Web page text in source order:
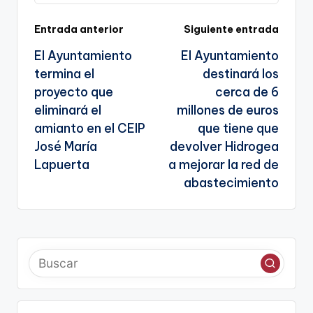
Navegación
de
entradas
Entrada anterior
El Ayuntamiento
termina el
proyecto que
eliminará el
amianto en el CEIP
José María
Lapuerta
Siguiente entrada
El Ayuntamiento
destinará los
cerca de 6
millones de euros
que tiene que
devolver Hidrogea
a mejorar la red de
abastecimiento